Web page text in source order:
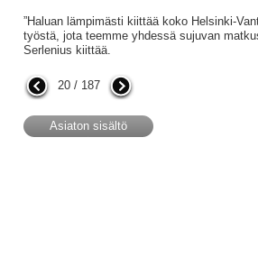
”Haluan lämpimästi kiittää koko Helsinki-
työstä, jota teemme yhdessä sujuvan
Serlenius kiittää.
20 / 187
Asiaton sisältö